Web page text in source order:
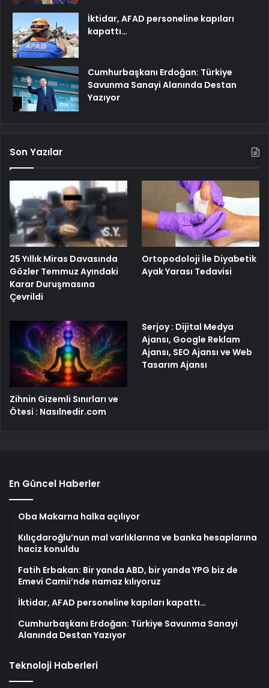
İktidar, AFAD personeline kapıları
kapattı…
Cumhurbaşkanı Erdoğan: Türkiye
Savunma Sanayi Alanında Destan
Yazıyor
Son Yazılar
25 Yıllık Miras Davasında
Gözler Temmuz Ayındaki
Karar Duruşmasına
Çevrildi
Ortopodoloji İle Diyabetik
Ayak Yarası Tedavisi
Zihnin Gizemli Sınırları ve
Ötesi : Nasılnedir.com
Serjoy : Dijital Medya
Ajansı, Google Reklam
Ajansı, SEO Ajansı ve Web
Tasarım Ajansı
En Güncel Haberler
Oba Makarna halka açılıyor
Kılıçdaroğlu’nun mal varlıklarına ve banka hesaplarına
haciz konuldu
Fatih Erbakan: Bir yanda ABD, bir yanda YPG biz de
Emevi Camii’nde namaz kılıyoruz
İktidar, AFAD personeline kapıları kapattı…
Cumhurbaşkanı Erdoğan: Türkiye Savunma Sanayi
Alanında Destan Yazıyor
Teknoloji Haberleri